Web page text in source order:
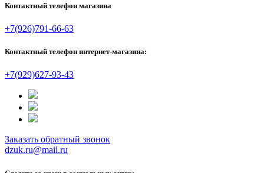
Контактный телефон магазина
+7(926)791-66-63
Контактный телефон интернет-магазина:
+7(929)627-93-43
Заказать обратный звонок
dzuk.ru@mail.ru